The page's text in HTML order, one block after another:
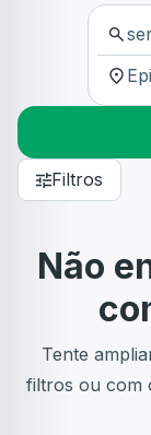
Filtros
Não
Tente
filtros ou com